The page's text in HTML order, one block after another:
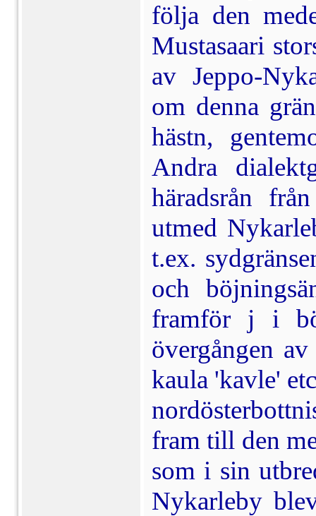
följa den
Mustasaari
av Jeppo-
om denna
hästn,
Andra
härads­rån
utmed
t.ex.
och
framför j i
övergången
kaula 'kavle'
fram till den
som i sin
Nykarleby